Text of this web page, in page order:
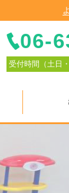
06-
受付時間（土日